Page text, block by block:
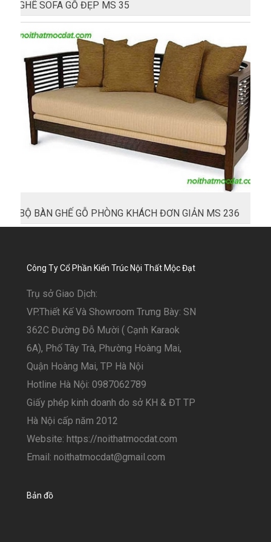
GHÊ SOFA GỖ ĐẸP MS 35
BỘ BÀN GHẾ GỖ PHÒNG KHÁCH ĐƠN GIẢN MS 236
Công Ty Cổ Phần Kiến Trúc Nội Thất Mộc Đạt
Trụ sở Giao Dịch:
VP.Thiết Kế Và Showroom Trưng Bày: SN
362C Đường Đỗ Mười ( Cạnh Karaok
6A), Phố Tây Trà, Phường Hoàng Mai,
Quận Hoàng Mai, TP Hà Nội
Hotline Hà Nội: 0987062789
Giấy phép kinh doanh do sở KH & ĐT TP
Hà Nội cấp năm 2012
Website: https://noithatmocdat.com
Email: noithatmocdat@gmail.com
Bản đồ